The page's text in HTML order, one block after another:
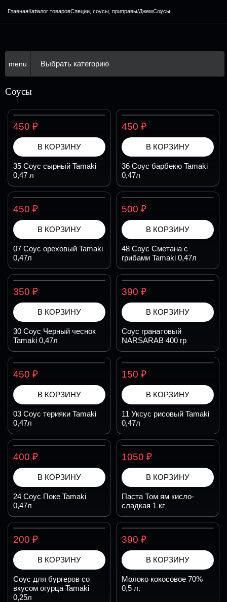
ГлавнаяКаталог товаровСпеции, соусы, приправы/ДжемСоусы
menu Выбрать категорию
Соусы
450 ₽
В КОРЗИНУ
35 Соус сырный Tamaki
0,47 л
450 ₽
В КОРЗИНУ
36 Соус барбекю Tamaki
0,47л
450 ₽
В КОРЗИНУ
07 Соус ореховый Tamaki
0,47л
500 ₽
В КОРЗИНУ
48 Соус Сметана с
грибами Tamaki 0,47л
350 ₽
В КОРЗИНУ
30 Соус Черный чеснок
Tamaki 0,47л
390 ₽
В КОРЗИНУ
Соус гранатовый
NARSARAB 400 гр
450 ₽
В КОРЗИНУ
03 Соус терияки Tamaki
0,47л
150 ₽
В КОРЗИНУ
11 Уксус рисовый Tamaki
0,47л
400 ₽
В КОРЗИНУ
24 Соус Поке Tamaki
0,47л
1050 ₽
В КОРЗИНУ
Паста Том ям кисло-
сладкая 1 кг
200 ₽
В КОРЗИНУ
Соус для бургеров со
вкусом огурца Tamaki
0,25л
390 ₽
В КОРЗИНУ
Молоко кокосовое 70%
0,5 л.